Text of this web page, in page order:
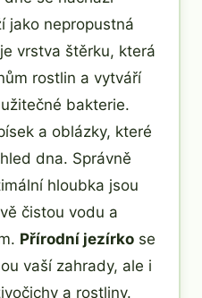
jako nepropustná
vrstva štěrku, která
rostlin a vytváří
bakterie.
a oblázky, které
dna. Správně
hloubka jsou
čistou vodu a
Přírodní jezírko se
vaší zahrady, ale i
a rostliny.